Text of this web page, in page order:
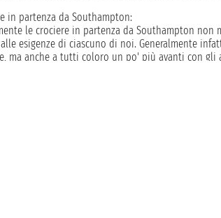
in partenza da Southampton:
le crociere in partenza da Southampton
esigenze di ciascuno di noi. Generalmente
ma anche a tutti coloro un po' più avanti con
da crociera che salpano da Southampton sono